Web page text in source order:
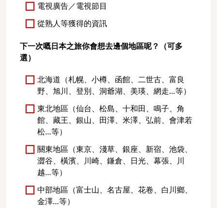
電視廣告／電視節目
從熟人等獲得的資訊
下一次嘅日本之旅你會想去邊個地區呢？（可多
選）
北海道（札幌、小樽、函館、二世古、富良
野、旭川、登別、洞爺湖、美瑛、網走…等）
東北地區（仙台、松島、十和田、鳴子、角
館、藏王、銀山、田澤、米澤、弘前、會津若
松…等）
關東地區（東京、淺草、銀座、新宿、池袋、
澀谷、橫濱、川崎、鎌倉、日光、幕張、川
越…等）
中部地區（富士山、名古屋、花卷、白川鄉、
金澤…等）